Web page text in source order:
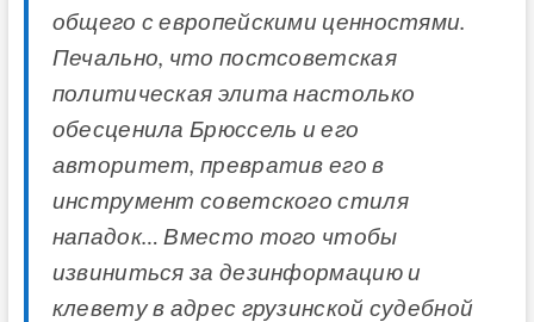
общего с европейскими ценностями.
Печально, что постсоветская
политическая элита настолько
обесценила Брюссель и его
авторитет, превратив его в
инструмент советского стиля
нападок… Вместо того чтобы
извиниться за дезинформацию и
клевету в адрес грузинской судебной